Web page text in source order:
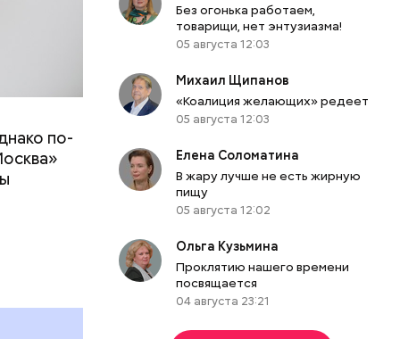
по-
ему не
лучше
к
Без огонька работаем,
товарищи, нет энтузиазма!
05 августа 12:03
Михаил Щипанов
«Коалиция желающих» редеет
05 августа 12:03
Елена Соломатина
В жару лучше не есть жирную
пищу
05 августа 12:02
Ольга Кузьмина
Проклятию нашего времени
посвящается
04 августа 23:21